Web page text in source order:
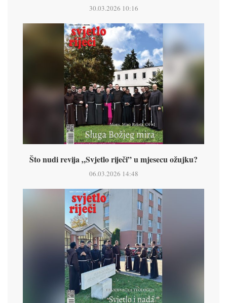
30.03.2026 10:16
Što nudi revija „Svjetlo riječi” u mjesecu ožujku?
06.03.2026 14:48